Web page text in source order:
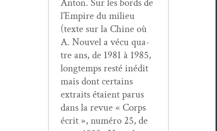
Anton. Sur les bor­ds de
l’Empire du milieu
(texte sur la Chine où
A. Nou­v­el a vécu qua­
tre ans, de 1981 à 1985,
longtemps resté inédit
mais dont cer­tains
extraits étaient parus
dans la revue « Corps
écrit », numéro 25, de